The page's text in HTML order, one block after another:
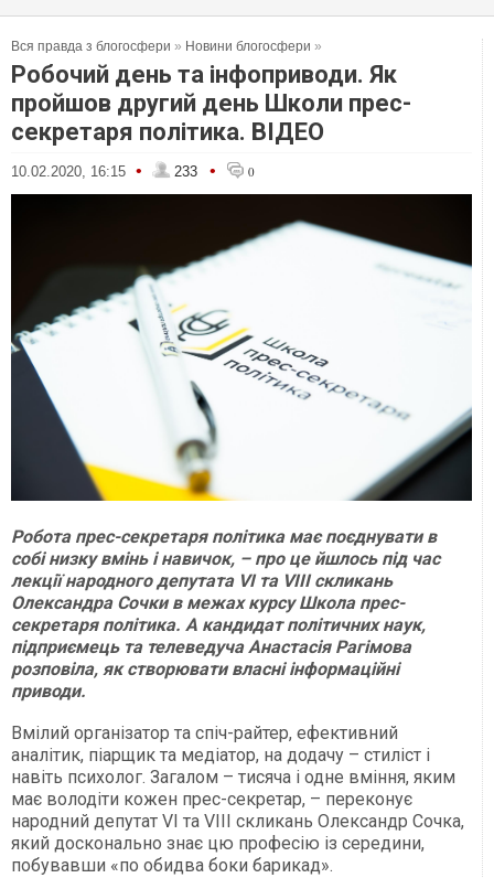
Вся правда з блогосфери » Новини блогосфери »
Робочий день та інфоприводи. Як
пройшов другий день Школи прес-
секретаря політика. ВІДЕО
10.02.2020, 16:15 • 233 • 0
Робота прес-секретаря політика має поєднувати в
собі низку вмінь і навичок, – про це йшлось під час
лекції народного депутата VI та VIII скликань
Олександра Сочки в межах курсу Школа прес-
секретаря політика. А кандидат політичних наук,
підприємець та телеведуча Анастасія Рагімова
розповіла, як створювати власні інформаційні
приводи.
Вмілий організатор та спіч-райтер, ефективний
аналітик, піарщик та медіатор, на додачу – стиліст і
навіть психолог. Загалом – тисяча і одне вміння, яким
має володіти кожен прес-секретар, – переконує
народний депутат VI та VIII скликань Олександр Сочка,
який досконально знає цю професію із середини,
побувавши «по обидва боки барикад».